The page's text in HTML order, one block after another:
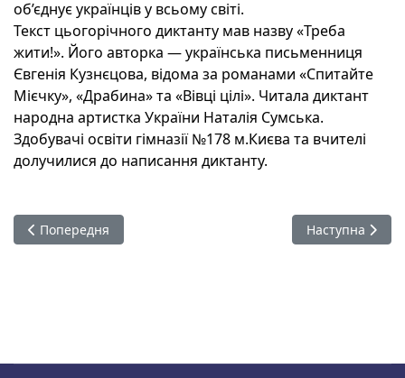
об’єднує українців у всьому світі.
Текст цьогорічного диктанту мав назву «Треба
жити!». Його авторка — українська письменниця
Євгенія Кузнєцова, відома за романами «Спитайте
Мієчку», «Драбина» та «Вівці цілі». Читала диктант
народна артистка України Наталія Сумська.
Здобувачі освіти гімназії №178 м.Києва та вчителі
долучилися до написання диктанту.
Попередня стаття: «Теорія і практика підготовки
Попередня Наступна
Наступна